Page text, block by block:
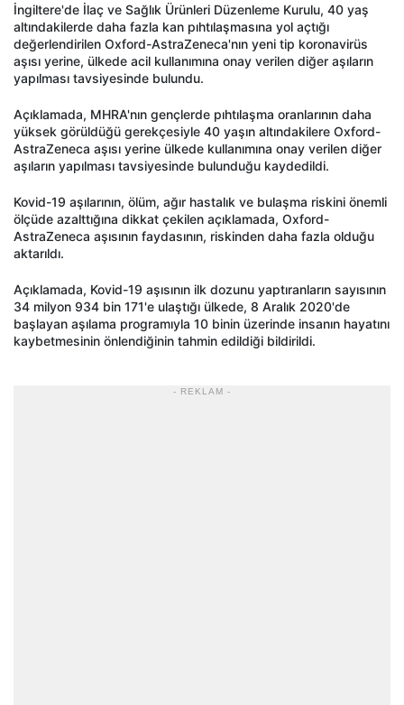
İngiltere'de İlaç ve Sağlık Ürünleri Düzenleme Kurulu, 40 yaş
altındakilerde daha fazla kan pıhtılaşmasına yol açtığı
değerlendirilen Oxford-AstraZeneca'nın yeni tip koronavirüs
aşısı yerine, ülkede acil kullanımına onay verilen diğer aşıların
yapılması tavsiyesinde bulundu.
Açıklamada, MHRA'nın gençlerde pıhtılaşma oranlarının daha
yüksek görüldüğü gerekçesiyle 40 yaşın altındakilere Oxford-
AstraZeneca aşısı yerine ülkede kullanımına onay verilen diğer
aşıların yapılması tavsiyesinde bulunduğu kaydedildi.
Kovid-19 aşılarının, ölüm, ağır hastalık ve bulaşma riskini önemli
ölçüde azalttığına dikkat çekilen açıklamada, Oxford-
AstraZeneca aşısının faydasının, riskinden daha fazla olduğu
aktarıldı.
Açıklamada, Kovid-19 aşısının ilk dozunu yaptıranların sayısının
34 milyon 934 bin 171'e ulaştığı ülkede, 8 Aralık 2020'de
başlayan aşılama programıyla 10 binin üzerinde insanın hayatını
kaybetmesinin önlendiğinin tahmin edildiği bildirildi.
- REKLAM -